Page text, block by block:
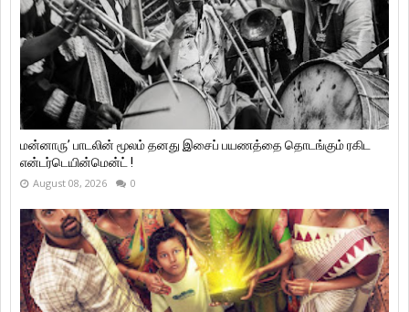
மன்னாரு’ பாடலின் மூலம் தனது இசைப் பயணத்தை தொடங்கும் ரகிட
என்டர்டெயின்மென்ட் !
August 08, 2026 0